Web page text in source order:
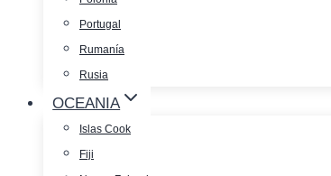
Portugal
Rumanía
Rusia
OCEANIA
Islas Cook
Fiji